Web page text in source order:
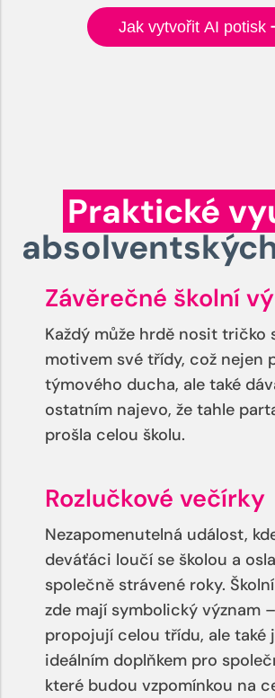
Jak vytvořit AI potisk
Praktické
Závěrečné školní
Každý může hrdě nosit tričko
motivem své třídy, což nejen
týmového ducha, ale také
ostatním najevo, že tahle
prošla celou školu.
Rozlučkové večírky
Nezapomenutelná událost,
deváťáci loučí se školou a
společně strávené roky.
zde mají symbolický význam
propojují celou třídu, ale také
ideálním doplňkem pro
které budou vzpomínkou na